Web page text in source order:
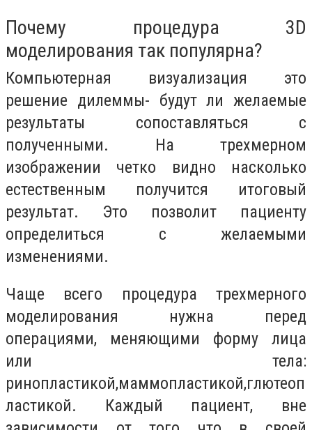
Почему процедура 3D
моделирования так популярна?
Компьютерная визуализация это
решение дилеммы- будут ли желаемые
результаты сопоставляться с
полученными. На трехмерном
изображении четко видно насколько
естественным получится итоговый
результат. Это позволит пациенту
определиться с желаемыми
изменениями.
Чаще всего процедура трехмерного
моделирования нужна перед
операциями, меняющими форму лица
или тела:
ринопластикой,маммопластикой,глютеоп
ластикой. Каждый пациент, вне